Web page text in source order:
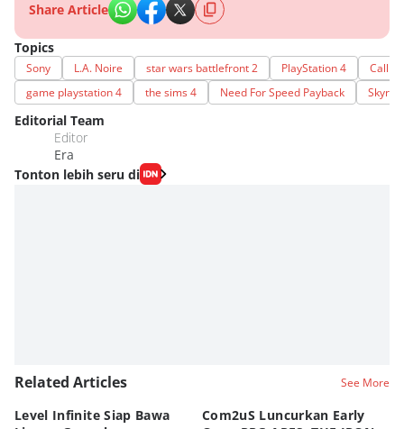
Share Article
Topics
Sony L.A. Noire star wars battlefront 2 PlayStation 4
Call of
game playstation 4
the sims 4 Need For Speed Payback Skyrim
Editorial Team
Editor
Era
Tonton lebih seru di
Related Articles See More
Level Infinite Siap Bawa
Com2uS Luncurkan Early